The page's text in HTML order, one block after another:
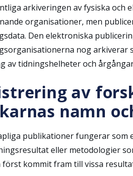
arkiveringen av fysiska
organisationer, men
Den elektroniska
nog arkiverar
av tidningshelheter och
av
namn
publikationer fungerar
eller metodologier
först kommit fram till vissa